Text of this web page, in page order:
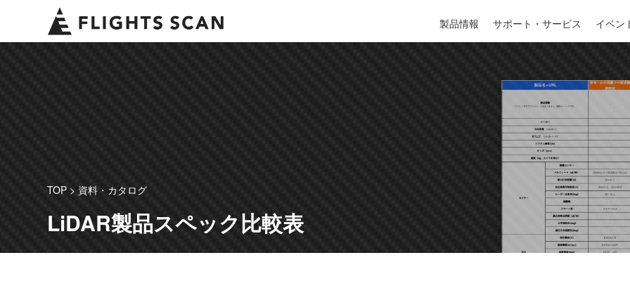
製品情報 サポート・サービス イベン
製品情報 サポート・サービス イベン
TOP > 資料・カタログ
LiDAR製品スペック比較表